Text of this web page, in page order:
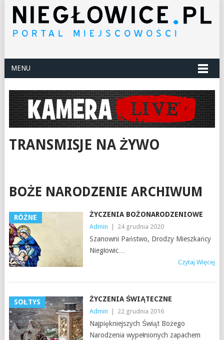
MENU
TRANSMISJE NA ŻYWO
BOŻE NARODZENIE ARCHIWUM
RÓŻNE ŻYCZENIA BOŻONARODZENIOWE
Admin 24 grudnia 2020
Szanowni Państwo, Drodzy Mieszkańcy
Niegłowic…
Czytaj Więcej
SOŁTYS ŻYCZENIA ŚWIĄTECZNE
Admin 22 grudnia 2016
Najpiękniejszych Świąt Bożego
Narodzenia wypełnionych zapachem